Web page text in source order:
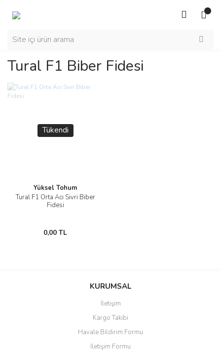
Tural F1 Biber Fidesi
Tükendi
Yüksel Tohum
Tural F1 Orta Acı Sivri Biber
Fidesi
0,00 TL
KURUMSAL
İletişim
Kargo Takibi
Havale Bildirim Formu
İletişim Formu